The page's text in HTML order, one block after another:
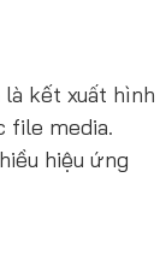
kết xuất hình
file media.
hiệu ứng